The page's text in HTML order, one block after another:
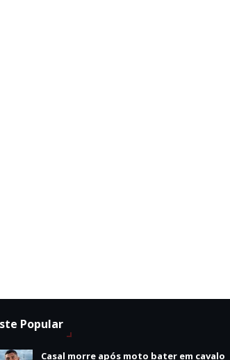
Popular
Casal morre após moto bater em cavalo